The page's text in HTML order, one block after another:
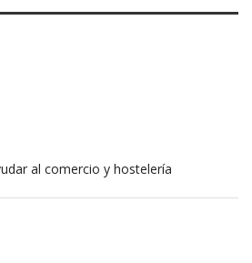
al comercio y hostelería